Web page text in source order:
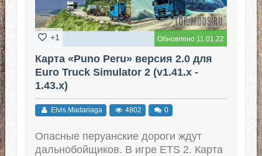
Обновлено 11.01.22
+1
Карта «Puno Peru» версия 2.0 для
Euro Truck Simulator 2 (v1.41.x -
1.43.x)
Elvis Madariaga 4802 0
Опасные перуанские дороги ждут
дальнобойщиков. В игре ETS 2. Карта